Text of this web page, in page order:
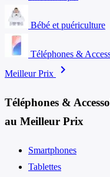
Bébé et puériculture
Téléphones &
Meilleur Prix
chevron_right
Téléphones &
au Meilleur Prix
Smartphones
Tablettes